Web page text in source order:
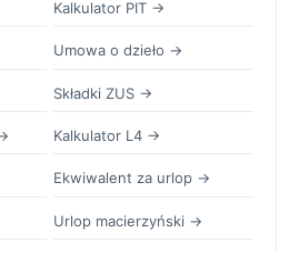
Kalkulator PIT →
Umowa o dzieło →
Składki ZUS →
Kalkulator L4 →
Ekwiwalent za urlop →
Urlop macierzyński →